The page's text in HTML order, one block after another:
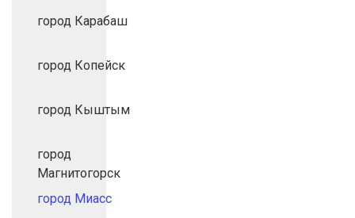
город Карабаш
город Копейск
город Кыштым
город
Магнитогорск
город Миасс